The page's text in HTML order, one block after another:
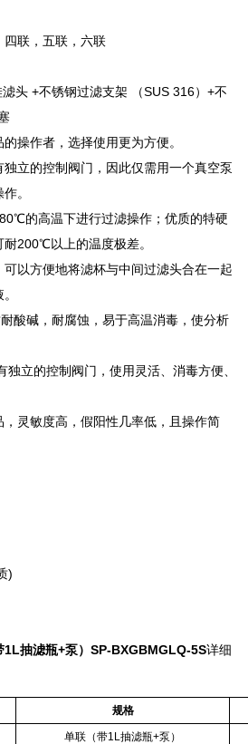
联，五联，六联
头 +不锈钢过滤支架 （SUS 316）+不
操作者，选择使用更为方便。
立的控制阀门，因此仅需用一个真空泵
。
的高温下进行过滤操作；优质的特硬
200℃以上的温度极差。
以方便地将滤杯与中间过滤头合在一起
酸碱，耐腐蚀，易于高温消毒，使分析
立的控制阀门，使用灵活、消毒方便、
灵敏度高，假阳性几率低，且操作简
)
1L抽滤瓶+泵）SP-BXGBMGLQ-5S详细
规格
单联（带1L抽滤瓶+泵）